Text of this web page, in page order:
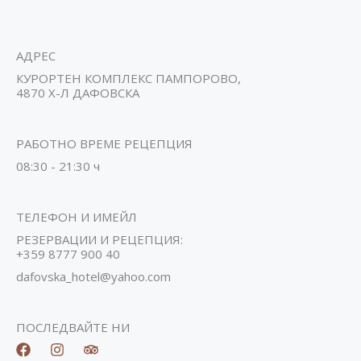
АДРЕС
КУРОРТЕН КОМПЛЕКС ПАМПОРОВО,
4870 Х-Л ДАФОВСКА
РАБОТНО ВРЕМЕ РЕЦЕПЦИЯ
08:30 - 21:30 ч
ТЕЛЕФОН И ИМЕЙЛ
РЕЗЕРВАЦИИ И РЕЦЕПЦИЯ:
+359 8777 900 40
dafovska_hotel@yahoo.com
ПОСЛЕДВАЙТЕ НИ
F I T